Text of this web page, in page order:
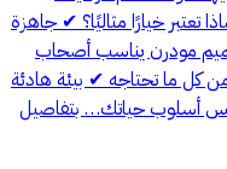
تعتبر خيارًا مثاليًا؟ ✔ جاهزة
مودرن يناسب أصحاب
ما تحتاجه ✔ بيئة هادئة
أسلوب حياتك… بتفاصيل